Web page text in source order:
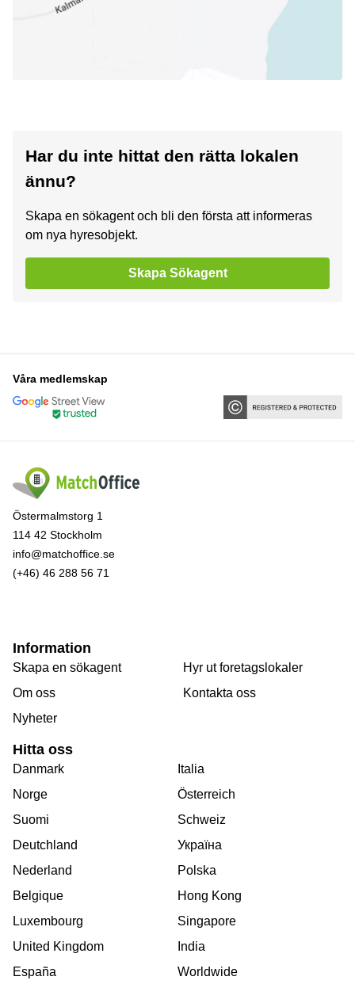
Har du inte hittat den rätta lokalen
ännu?
Skapa en sökagent och bli den första att informeras
om nya hyresobjekt.
Skapa Sökagent
Våra medlemskap
Östermalmstorg 1
114 42 Stockholm
info@matchoffice.se
(+46) 46 288 56 71
Information
Skapa en sökagent
Om oss
Nyheter
Hyr ut foretagslokaler
Kontakta oss
Hitta oss
Danmark
Norge
Suomi
Deutchland
Nederland
Belgique
Luxembourg
United Kingdom
España
Italia
Österreich
Schweiz
Україна
Polska
Hong Kong
Singapore
India
Worldwide